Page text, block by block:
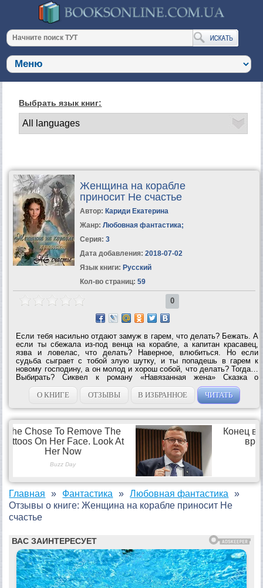
Выбрать язык книг:
Женщина на корабле
приносит Не счастье
Автор: Кариди Екатерина
Жанр: Любовная фантастика;
Серия: 3
Дата добавления: 2018-07-02
Язык книги: Русский
Кол-во страниц: 59
0
Если тебя насильно отдают замуж в гарем, что делать? Бежать. А
если ты сбежала из-под венца на корабле, а капитан красавец,
язва и ловелас, что делать? Наверное, влюбиться. Но если
судьба сыграет с тобой злую шутку, и ты попадешь в гарем к
новому господину, а он молод и хорош собой, что делать? Тогда…
Выбирать? Сиквел к роману «Навязанная жена» Сказка о
благородных пиратах, переодетых принцессах, о дружбе и
большой чистой...
О КНИГЕ ОТЗЫВЫ В ИЗБРАННОЕ ЧИТАТЬ
Главная Фантастика
Любовная фантастика
Отзывы о книге: Женщина на корабле приносит Не
счастье